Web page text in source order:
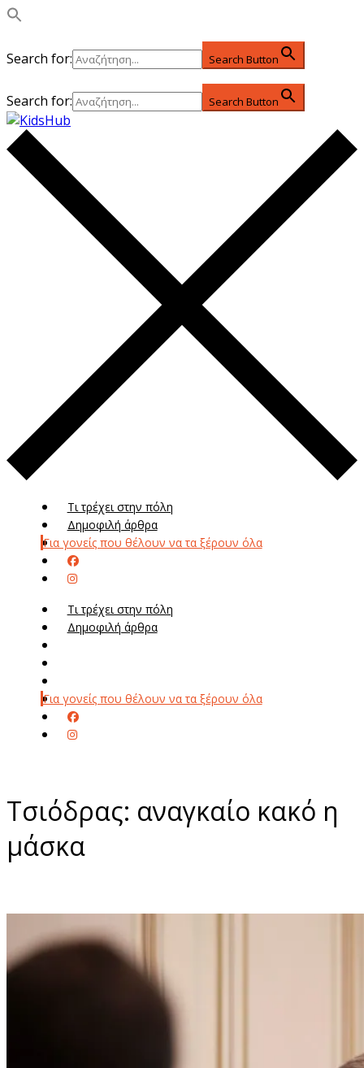
Search for: Search Button
Search for: Search Button
Τι τρέχει στην πόλη
Δημοφιλή άρθρα
Για γονείς που θέλουν να τα ξέρουν όλα
Τι τρέχει στην πόλη
Δημοφιλή άρθρα
Για γονείς που θέλουν να τα ξέρουν όλα
Τσιόδρας: αναγκαίο κακό η
μάσκα